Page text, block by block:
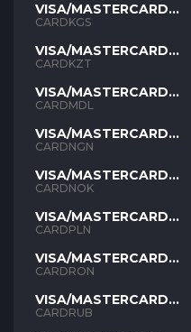
VISA/MASTERCARD
KGS
CARDKGS
VISA/MASTERCARD
KZT
CARDKZT
VISA/MASTERCARD
MDL
CARDMDL
VISA/MASTERCARD
NGN
CARDNGN
VISA/MASTERCARD
NOK
CARDNOK
VISA/MASTERCARD
PLN
CARDPLN
VISA/MASTERCARD
RON
CARDRON
VISA/MASTERCARD
RUB
CARDRUB